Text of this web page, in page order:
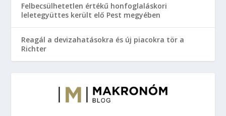
Felbecsülhetetlen értékű honfoglaláskori
leletegyüttes került elő Pest megyében
Reagál a devizahatásokra és új piacokra tör a
Richter